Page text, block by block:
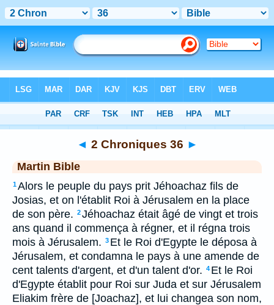
> 2 Chroniques 36
◄ 2 Chroniques 36 ►
Martin Bible
1Alors le peuple du pays prit Jéhoachaz fils de
Josias, et on l'établit Roi à Jérusalem en la place
de son père. 2Jéhoachaz était âgé de vingt et trois
ans quand il commença à régner, et il régna trois
mois à Jérusalem. 3 Et le Roi d'Egypte le déposa à
Jérusalem, et condamna le pays à une amende de
cent talents d'argent, et d'un talent d'or. 4 Et le Roi
d'Egypte établit pour Roi sur Juda et sur Jérusalem
Eliakim frère de [Joachaz], et lui changea son nom,